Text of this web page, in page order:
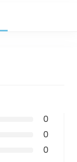
0
0
0